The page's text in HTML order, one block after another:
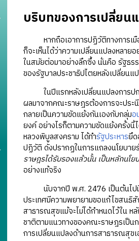
บริบทของการเปลี่ยน
หากถือเอาการปฏิวัติทางการเมื
ก็จะเห็นได้ว่าความเปลี่ยนแปลงหลา
ในสมัยต่อมาอย่างลึกซึ้ง นั่นคือ รัฐธ
ของรัฐบาลประชาธิปไตยหลังเปลี่ยน
ในปีแรกหลังเปลี่ยนแปลงการปกค
ผลมาจากคณะราษฎรต้องการจะประ
กลายเป็นความขัดแย้งกันเองกับกลุ่มอ
ยงค์ อย่างไรก็ตามความขัดแย้งครั้ง
หลวงพิบูลสงคราม ได้ทำรัฐประหารยึด
ปฏิวัติ ดังปรากฏในการแถลงนโยบา
ราษฎรได้รับรองแล้วนั้น เป็นหลักนโ
อย่างแท้จริง
นับจากปี พ.ศ. 2476 เป็นต้นไปมีโ
ประเทศมีความพยายามขอแก้ไขสน
สาธารณสุขแม้จะไม่ได้กำหนดไว้ใน ห
ชาติตามแนวทางของคณะราษฎรเป็น
การเปลี่ยนแปลงด้านการสาธารณสุข